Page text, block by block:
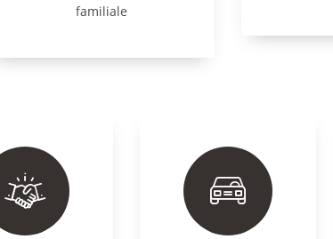
familiale